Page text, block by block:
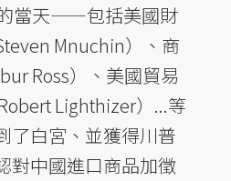
當天——包括美國財
Mnuchin）、商
Ross）、美國貿易
Lighthizer）...等
了白宮、並獲得川普
對中國進口商品加徵